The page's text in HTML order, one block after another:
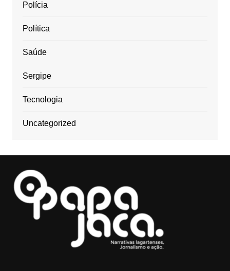
Polícia
Política
Saúde
Sergipe
Tecnologia
Uncategorized